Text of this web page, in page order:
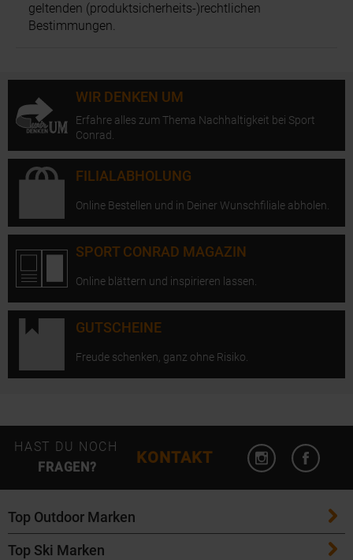
geltenden (produktsicherheits-)rechtlichen
Bestimmungen.
WIR DENKEN UM
Erfahre alles zum Thema Nachhaltigkeit bei Sport
Conrad.
FILIALABHOLUNG
Online Bestellen und in Deiner Wunschfiliale abholen.
SPORT CONRAD MAGAZIN
Online blättern und inspirieren lassen.
GUTSCHEINE
Freude schenken, ganz ohne Risiko.
HAST DU NOCH
FRAGEN?
KONTAKT
Instagram
Top Outdoor Marken
Patagonia
Top Ski Marken